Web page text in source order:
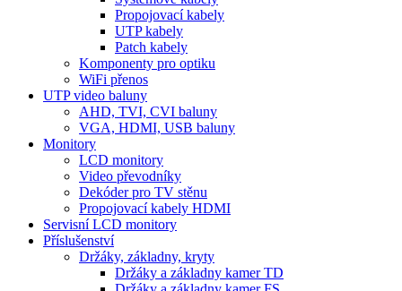
Propojovací kabely
UTP kabely
Patch kabely
Komponenty pro optiku
WiFi přenos
UTP video baluny
AHD, TVI, CVI baluny
VGA, HDMI, USB baluny
Monitory
LCD monitory
Video převodníky
Dekóder pro TV stěnu
Propojovací kabely HDMI
Servisní LCD monitory
Příslušenství
Držáky, základny, kryty
Držáky a základny kamer TD